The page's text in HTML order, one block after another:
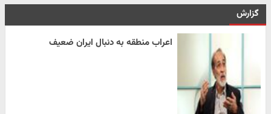
گزارش
اعراب منطقه به دنبال ایران ضعیف